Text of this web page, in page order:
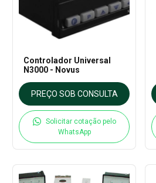
Controlador Universal
N3000 - Novus
PREÇO SOB CONSULTA
Solicitar cotação pelo
WhatsApp